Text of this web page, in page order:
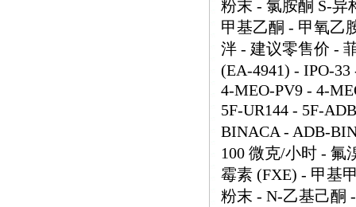
粉末 - 氯胺酮 S-异
甲基乙酮 - 甲氧乙
泮 - 建议零售价 -
(EA-4941) - IPO-
4-MEO-PV9 - 4-
5F-UR144 - 5F-
BINACA - ADB-
100 微克/小时 - 氟
霉素 (FXE) - 甲基
粉末 - N-乙基己酮